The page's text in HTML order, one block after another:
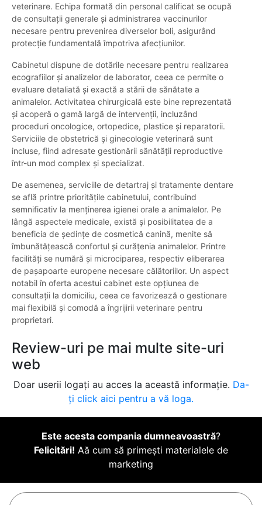
veterinare. Echipa formată din personal calificat se ocupă
de consultații generale și administrarea vaccinurilor
necesare pentru prevenirea diverselor boli, asigurând
protecție fundamentală împotriva afecțiunilor.
Cabinetul dispune de dotările necesare pentru realizarea
ecografiilor și analizelor de laborator, ceea ce permite o
evaluare detaliată și exactă a stării de sănătate a
animalelor. Activitatea chirurgicală este bine reprezentată
și acoperă o gamă largă de intervenții, incluzând
proceduri oncologice, ortopedice, plastice și reparatorii.
Serviciile de obstetrică și ginecologie veterinară sunt
incluse, fiind adresate gestionării sănătății reproductive
într-un mod complex și specializat.
De asemenea, serviciile de detartraj și tratamente dentare
se află printre prioritățile cabinetului, contribuind
semnificativ la menținerea igienei orale a animalelor. Pe
lângă aspectele medicale, există și posibilitatea de a
beneficia de ședințe de cosmetică canină, menite să
îmbunătățească confortul și curățenia animalelor. Printre
facilități se numără și microciparea, respectiv eliberarea
de pașapoarte europene necesare călătoriilor. Un aspect
notabil în oferta acestui cabinet este opțiunea de
consultații la domiciliu, ceea ce favorizează o gestionare
mai flexibilă și comodă a îngrijirii veterinare pentru
proprietari.
Review-uri pe mai multe site-uri
web
Doar userii logați au acces la această informație. Da-
ți click aici pentru a vă loga.
Este acesta compania dumneavoastră?
Felicitări! Aă cum să primești materialele de
marketing